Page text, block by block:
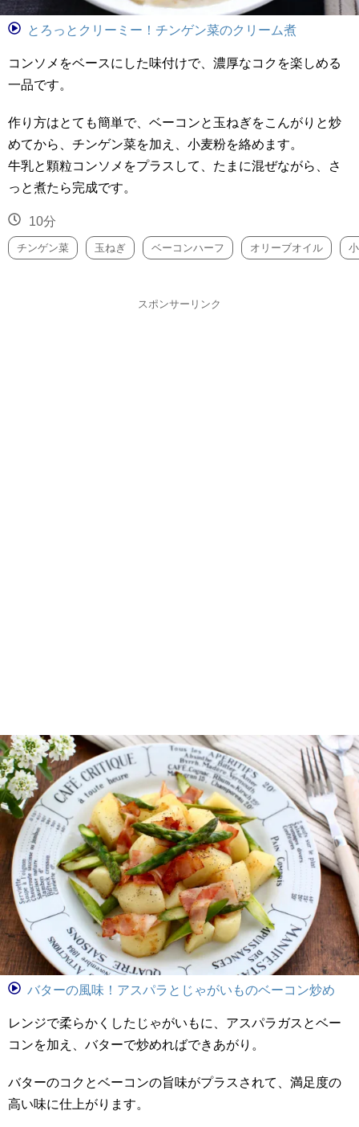
とろっとクリーミー！チンゲン菜のクリーム煮
コンソメをベースにした味付けで、濃厚なコクを楽しめる
一品です。
作り方はとても簡単で、ベーコンと玉ねぎをこんがりと炒
めてから、チンゲン菜を加え、小麦粉を絡めます。
牛乳と顆粒コンソメをプラスして、たまに混ぜながら、さ
っと煮たら完成です。
10分
チンゲン菜 玉ねぎ ベーコンハーフ オリーブオイル
スポンサーリンク
バターの風味！アスパラとじゃがいものベーコン炒め
レンジで柔らかくしたじゃがいもに、アスパラガスとベー
コンを加え、バターで炒めればできあがり。
バターのコクとベーコンの旨味がプラスされて、満足度の
高い味に仕上がります。